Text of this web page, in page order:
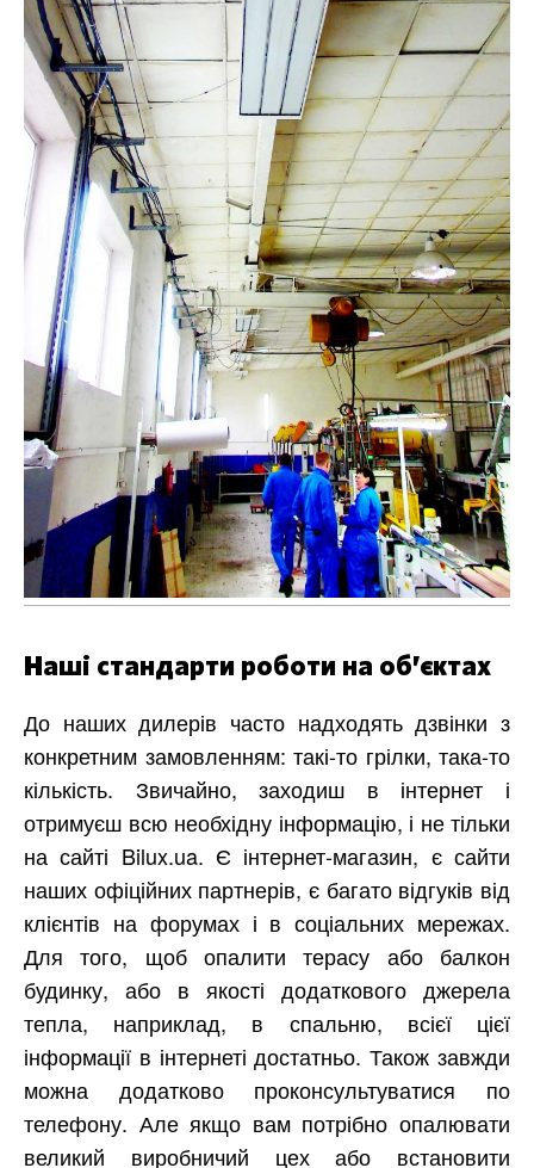
Наші стандарти роботи на об’єктах
До наших дилерів часто надходять дзвінки з
конкретним замовленням: такі-то грілки, така-то
кількість. Звичайно, заходиш в інтернет і
отримуєш всю необхідну інформацію, і не тільки
на сайті Bilux.ua. Є інтернет-магазин, є сайти
наших офіційних партнерів, є багато відгуків від
клієнтів на форумах і в соціальних мережах.
Для того, щоб опалити терасу або балкон
будинку, або в якості додаткового джерела
тепла, наприклад, в спальню, всієї цієї
інформації в інтернеті достатньо. Також завжди
можна додатково проконсультуватися по
телефону. Але якщо вам потрібно опалювати
великий виробничий цех або встановити